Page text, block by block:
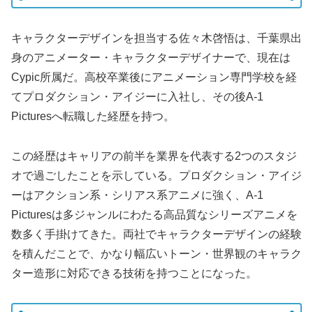
キャラクターデザインを担当する佐々木啓悟は、千葉県出
身のアニメーター・キャラクターデザイナーで、現在は
Cypic所属だ。高校卒業後にアニメーション専門学校を経
てプロダクション・アイジーに入社し、その後A-1
Picturesへ転職した経歴を持つ。
この経歴はキャリアの前半を業界を代表する2つのスタジ
オで過ごしたことを示している。プロダクション・アイジ
ーはアクション系・シリアス系アニメに強く、A-1
Picturesは多ジャンルにわたる高品質なシリーズアニメを
数多く手掛けてきた。両社でキャラクターデザインの経験
を積んだことで、かなり幅広いトーン・世界観のキャラク
ター造形に対応できる技術を持つことになった。